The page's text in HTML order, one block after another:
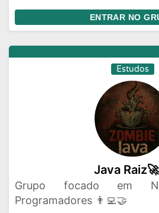
ENTRAR NO
Estudos
Java
Grupo focado em
Programadores 👨‍💻🤝